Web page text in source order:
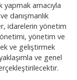
amacıyla
danışmanlık
idarelerin yönetim
yönetim ve
ve geliştirmek
ve genel